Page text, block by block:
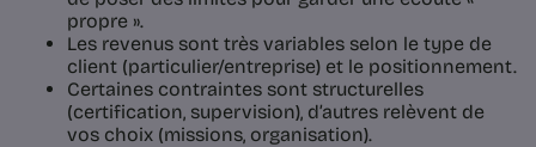
propre ».
Les revenus sont très variables selon le type de
client (particulier/entreprise) et le positionnement.
Certaines contraintes sont structurelles
(certification, supervision), d’autres relèvent de
vos choix (missions, organisation).